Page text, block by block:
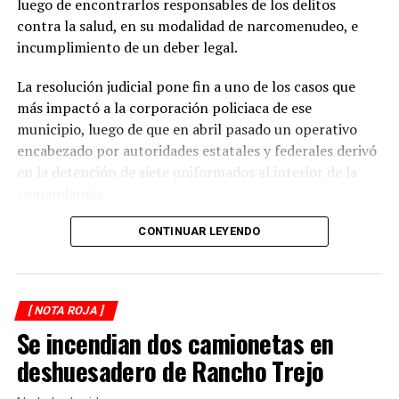
La circulación en la zona se vio afectada por algunos
minutos mientras se realizaban las labores de auxilio y el
levantamiento de indicios por parte de las autoridades.
Posteriormente, el tránsito fue restablecido de manera
normal.
luego de encontrarlos responsables de los delitos
contra la salud, en su modalidad de narcomenudeo, e
incumplimiento de un deber legal.
La resolución judicial pone fin a uno de los casos que
más impactó a la corporación policiaca de ese
municipio, luego de que en abril pasado un operativo
encabezado por autoridades estatales y federales derivó
en la detención de siete uniformados al interior de la
La intervención se realizó el 10 de abril mediante un
elementos de la Secretaría de Marina (Semar) y de la
Secretaría de Seguridad Pública (SSP), quienes
ejecutaron una revisión en las instalaciones de la
corporación municipal.
Durante la inspección, los efectivos localizaron diversas
CONTINUAR LEYENDO
[ NOTA ROJA ]
Se incendian dos camionetas en
deshuesadero de Rancho Trejo